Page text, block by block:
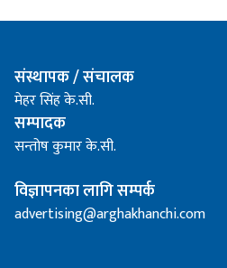
संस्थापक / संचालक
मेहर सिंह के.सी.
सम्पादक
सन्तोष कुमार के.सी.
विज्ञापनका लागि सम्पर्क
advertising@arghakhanchi.com